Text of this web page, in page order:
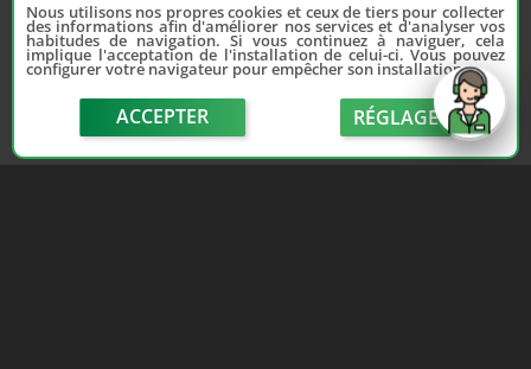
Nous utilisons nos propres cookies et ceux de tiers pour collecter
des informations afin d'améliorer nos services et d'analyser vos
habitudes de navigation. Si vous continuez à naviguer, cela
implique l'acceptation de l'installation de celui-ci. Vous pouvez
configurer votre navigateur pour empêcher son installation.
ACCEPTER RÉGLAGE